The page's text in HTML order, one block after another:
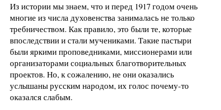
Из истории мы знаем, что и перед 1917 годом очень
многие из числа духовенства занималась не только
требничеством. Как правило, это были те, которые
впоследствии и стали мучениками. Такие пастыри
были яркими проповедниками, миссионерами или
организаторами социальных благотворительных
проектов. Но, к сожалению, не они оказались
услышаны русским народом, их голос почему-то
оказался слабым.